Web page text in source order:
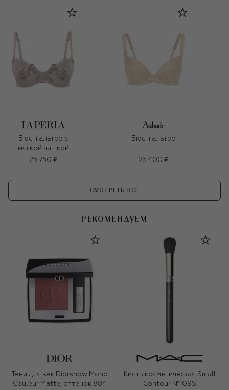
Бюстгальтер с
мягкой чашкой
25 750 ₽
Бюстгальтер
25 400 ₽
СМОТРЕТЬ ВСЕ
РЕКОМЕНДУЕМ
Тени для век Diorshow Mono
Couleur Matte, оттенок 884
Кисть косметическая Small
Contour №109S